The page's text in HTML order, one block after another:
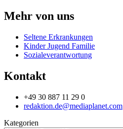
Mehr von uns
Seltene Erkrankungen
Kinder Jugend Familie
Sozialeverantwortung
Kontakt
+49 30 887 11 29 0
redaktion.de@mediaplanet.com
Kategorien